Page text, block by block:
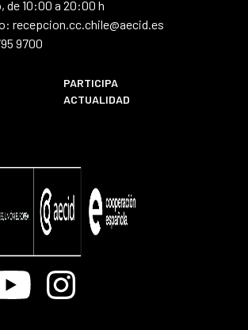
de 10:00 a 20:00 h
recepcion.cc.chile@aecid.es
9700
PARTICIPA
ACTUALIDAD
Instagram